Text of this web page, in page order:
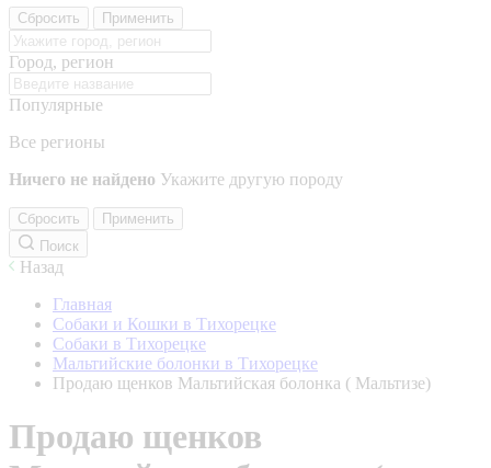
Сбросить Применить
Город, регион
Популярные
Все регионы
Ничего не найдено Укажите другую породу
Сбросить
Применить
Поиск
Назад
Главная
Собаки и Кошки в Тихорецке
Собаки в Тихорецке
Мальтийские болонки в Тихорецке
Продаю щенков Мальтийская болонка ( Мальтизе)
Продаю щенков